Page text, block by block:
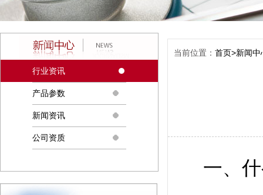
行业资讯
产品参数
新闻资讯
公司资质
当前位置： 首页>新闻中
一、